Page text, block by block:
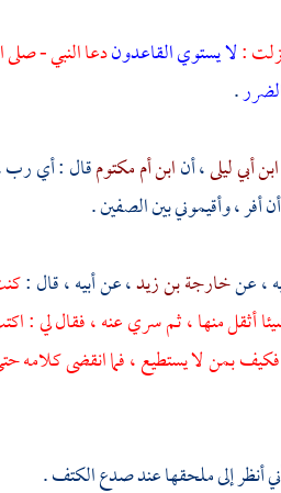
:لا يستوي القاعدوندعا النبي -
.
ابن أبي ليلى، أنابن أم مكتومقال : أي رب
أفر ، وأقيموني بين الصفين .
، عنخارجة بن زيد، عن أبيه ، قال :
أثقل منها ، ثم سري عنه ، فقال لي :
بمن لا يستطيع ، فما انقضى
أنظر إلى ملحقها عند صدع الكتف .